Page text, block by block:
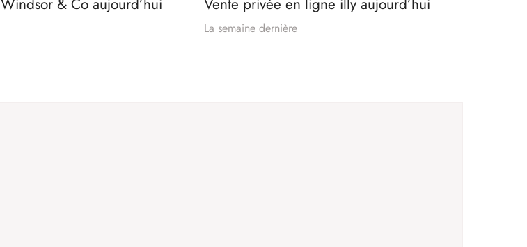
& Co aujourd’hui Vente privée en ligne illy aujourd’hui
La semaine dernière